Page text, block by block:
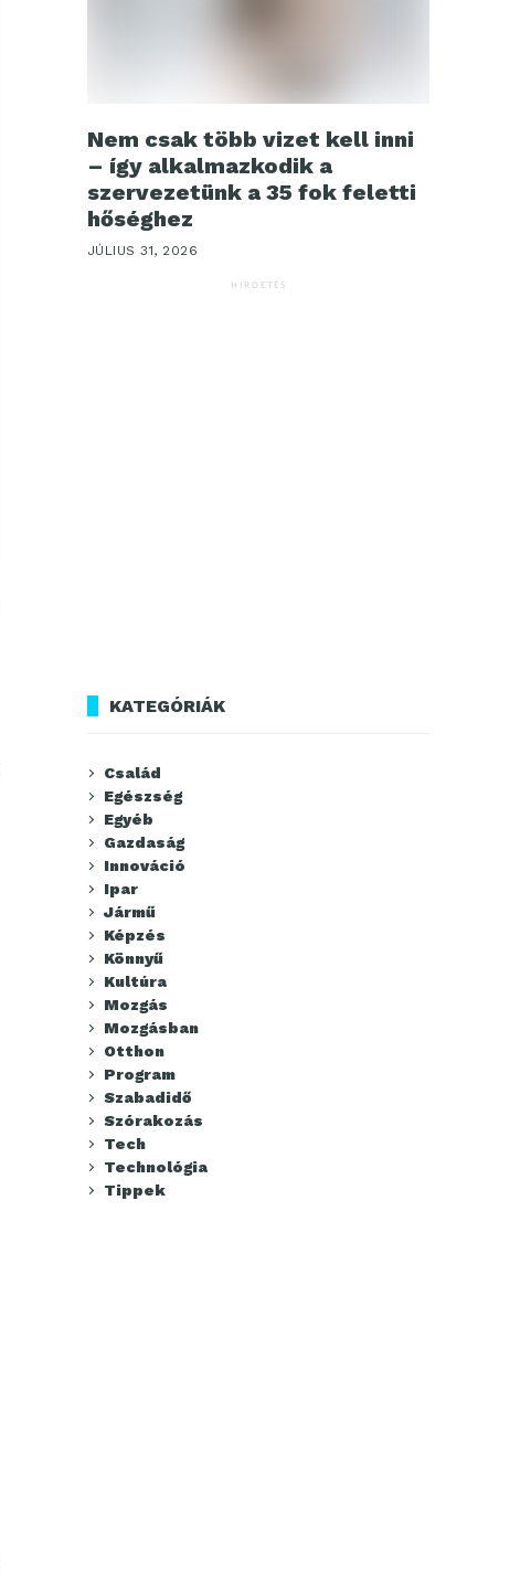
Nem csak több vizet kell inni
– így alkalmazkodik a
szervezetünk a 35 fok feletti
hőséghez
JÚLIUS 31, 2026
HIRDETÉS
KATEGÓRIÁK
Család
Egészség
Egyéb
Gazdaság
Innováció
Ipar
Jármű
Képzés
Könnyű
Kultúra
Mozgás
Mozgásban
Otthon
Program
Szabadidő
Szórakozás
Tech
Technológia
Tippek